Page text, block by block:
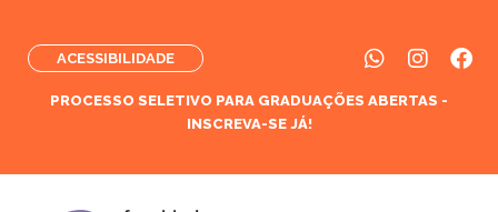
ACESSIBILIDADE
PROCESSO SELETIVO PARA GRADUAÇÕES ABERTAS -
INSCREVA-SE JÁ!